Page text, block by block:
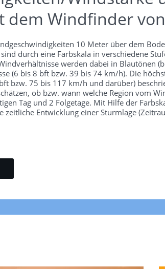
dem Windfinder
10 Meter über dem
durch eine Farbskala in verschiedene
werden dabei in Blautönen
(6 bis 8 bft bzw. 39 bis 74 km/h). Die
bzw. 75 bis 117 km/h und darüber)
ob bzw. wann welche Region vom
Tag und 2 Folgetage. Mit Hilfe der
zeitliche Entwicklung einer Sturmlage